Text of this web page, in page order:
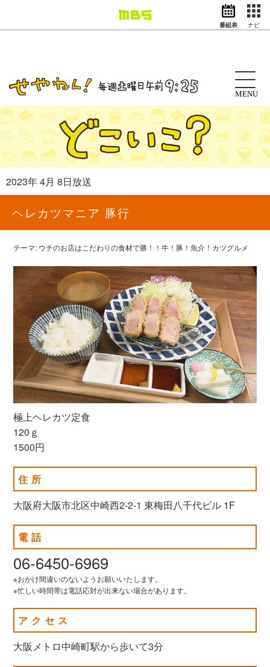
ドラマ
アニメ
動画イズム ニュース
天気・防災 イベント
映画
グッズ
番組表 ナビ
MENU
2023年 4月 8日放送
ヘレカツマニア 豚行
テーマ: ウチのお店はこだわりの食材で勝！！牛！豚！魚介！カツグルメ
極上ヘレカツ定食
120ｇ
1500円
住所
大阪府大阪市北区中崎西2-2-1 東梅田八千代ビル 1F
電話
06-6450-6969
※おかけ間違いのないようお願いいたします。
※忙しい時間帯は電話応対が出来ない場合があります。
アクセス
大阪メトロ中崎町駅から歩いて3分